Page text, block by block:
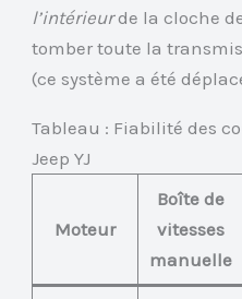
l’intérieurde la cloche
tomber toute la
(ce système a été
Tableau : Fiabilité des
Jeep YJ
Moteur
Boîte de
vitesses
manuelle